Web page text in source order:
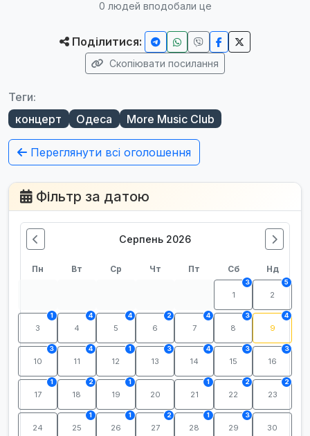
0 людей вподобали це
Поділитися:
Скопіювати посилання
Теги:
концерт
Одеса More Music Club
Переглянути всі оголошення
Фільтр за датою
Серпень 2026
Пн Вт Ср Чт Пт Сб Нд
1
3
2
5
3
1
4
4
5
4
6
2
7
4
8
3
9
4
10
3
11
4
12
1
13
3
14
4
15
3
16
3
17
1
18
2
19
1
20 21
1
22
2
23
2
24 25
1
26
1
27
2
28
1
29
3
30